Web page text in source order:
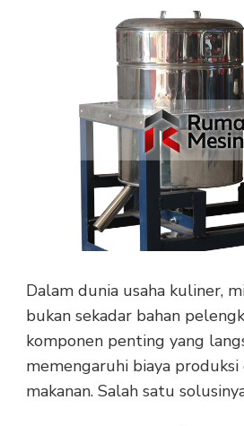
Dalam dunia usaha kuliner,
bukan sekadar bahan
komponen penting yang
memengaruhi biaya
makanan. Salah satu